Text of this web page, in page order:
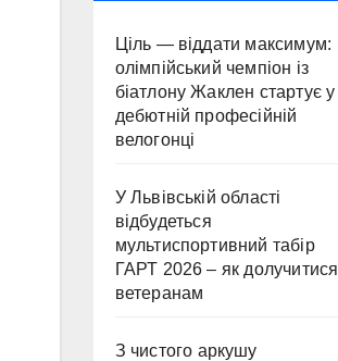
Ціль — віддати максимум:
олімпійський чемпіон із
біатлону Жаклен стартує у
дебютній професійній
велогонці
У Львівській області
відбудеться
мультиспортивний табір
ГАРТ 2026 – як долучитися
ветеранам
З чистого аркушу